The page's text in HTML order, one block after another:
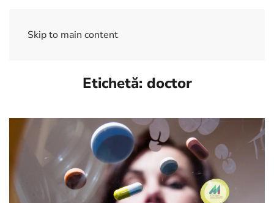
Skip to main content
Etichetă: doctor